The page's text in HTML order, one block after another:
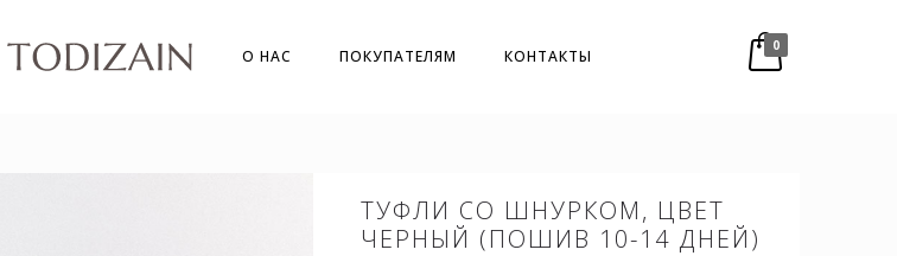
0
О НАС ПОКУПАТЕЛЯМ КОНТАКТЫ
ТУФЛИ СО ШНУРКОМ, ЦВЕТ
ЧЕРНЫЙ (ПОШИВ 10-14 ДНЕЙ)